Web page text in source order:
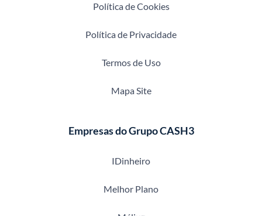
Política de Cookies
Política de Privacidade
Termos de Uso
Mapa Site
Empresas do Grupo CASH3
IDinheiro
Melhor Plano